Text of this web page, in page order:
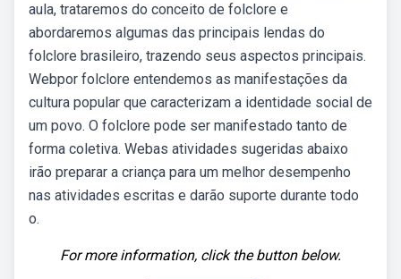
aula, trataremos do conceito de folclore e
abordaremos algumas das principais lendas do
folclore brasileiro, trazendo seus aspectos principais.
Webpor folclore entendemos as manifestações da
cultura popular que caracterizam a identidade social de
um povo. O folclore pode ser manifestado tanto de
forma coletiva. Webas atividades sugeridas abaixo
irão preparar a criança para um melhor desempenho
nas atividades escritas e darão suporte durante todo
o.
For more information, click the button below.